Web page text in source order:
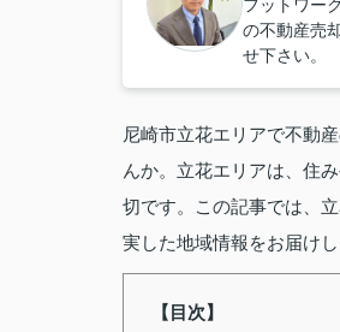
フットワー
の不動産売
せ下さい。
尼崎市立花エリアで不動
んか。立花エリアは、住
切です。この記事では、
実した地域情報をお届け
【目次】